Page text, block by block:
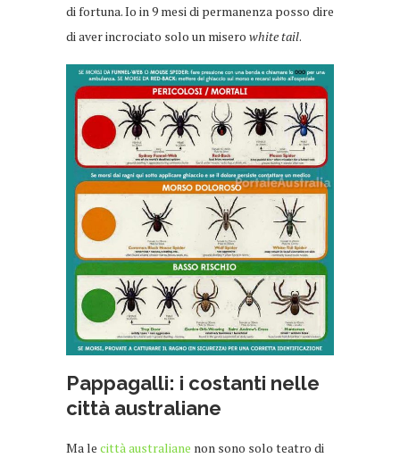
di fortuna. Io in 9 mesi di permanenza posso dire
di aver incrociato solo un misero white tail.
Pappagalli: i costanti nelle
città australiane
Ma le città australiane non sono solo teatro di